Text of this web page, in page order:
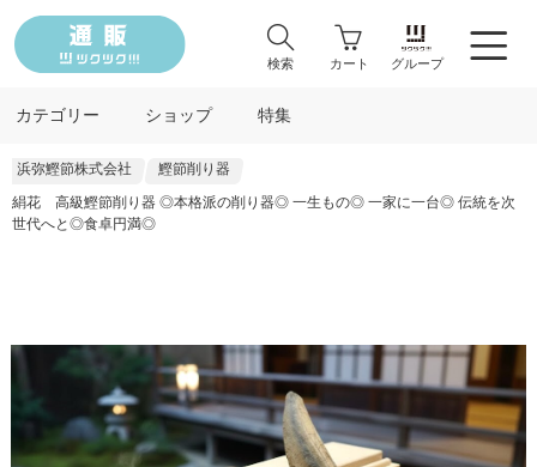
検索 カート グループ
カテゴリー ショップ 特集
浜弥鰹節株式会社
鰹節削り器
絹花 高級鰹節削り器 ◎本格派の削り器◎ 一生もの◎ 一家に一台◎ 伝統を次
世代へと◎食卓円満◎